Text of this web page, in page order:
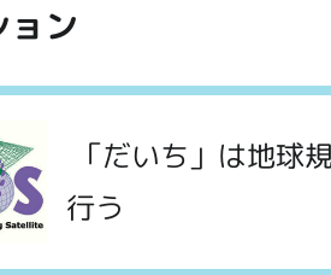
ン
「だいち」は地球
行う